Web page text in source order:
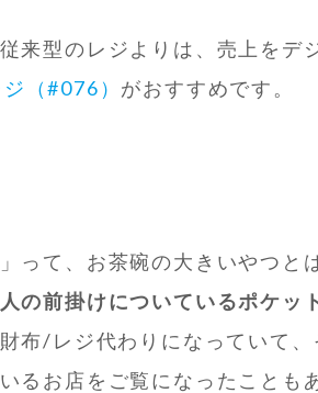
来型のレジよりは、売上をデ
（#076） がおすすめです。
って、お茶碗の大きいやつと
の前掛けについているポケッ
布/レジ代わりになっていて、
るお店をご覧になったことも